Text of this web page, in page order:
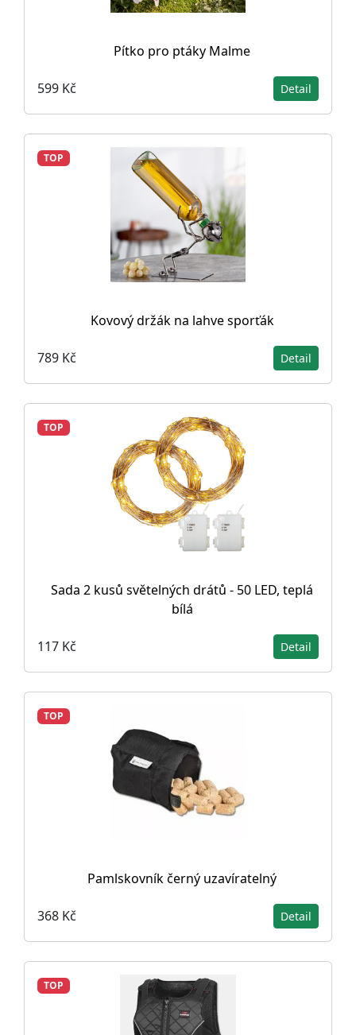
Pítko pro ptáky Malme
599 Kč Detail
TOP
Kovový držák na lahve sporťák
789 Kč Detail
TOP
Sada 2 kusů světelných drátů - 50 LED, teplá
bílá
117 Kč Detail
TOP
Pamlskovník černý uzavíratelný
368 Kč Detail
TOP